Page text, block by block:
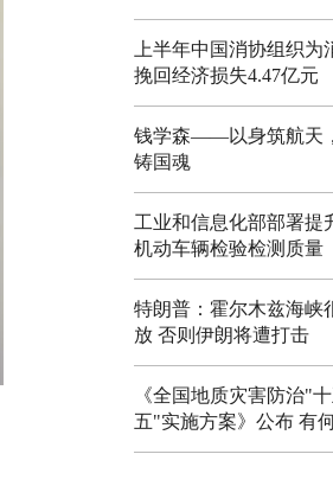
上半年中国消协组织为
挽回经济损失4.47亿元
钱学森——以身筑航天
铸国魂
工业和信息化部部署提
机动车辆检验检测质量
特朗普：霍尔木兹海峡
放 否则伊朗将遭打击
《全国地质灾害防治"
五"实施方案》公布 有